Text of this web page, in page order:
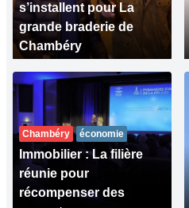
s’installent pour La
grande braderie de
Chambéry
Chambéry économie
Immobilier : La filière
réunie pour
récompenser des